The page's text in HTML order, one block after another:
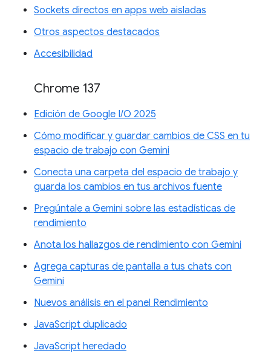
Sockets directos en apps web aisladas
Otros aspectos destacados
Accesibilidad
Chrome 137
Edición de Google I/O 2025
Cómo modificar y guardar cambios de CSS en tu
espacio de trabajo con Gemini
Conecta una carpeta del espacio de trabajo y
guarda los cambios en tus archivos fuente
Pregúntale a Gemini sobre las estadísticas de
rendimiento
Anota los hallazgos de rendimiento con Gemini
Agrega capturas de pantalla a tus chats con
Gemini
Nuevos análisis en el panel Rendimiento
JavaScript duplicado
JavaScript heredado